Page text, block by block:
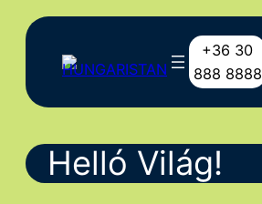
Ugrás
tartalomhoz
+36 30
888 8888
Helló Világ!